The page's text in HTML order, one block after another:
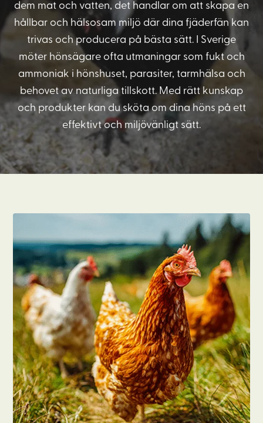
dem mat och vatten, det handlar om att skapa en
hållbar och hälsosam miljö där dina fjäderfän kan
trivas och producera på bästa sätt. I Sverige
möter hönsägare ofta utmaningar som fukt och
ammoniak i hönshuset, parasiter, tarmhälsa och
behovet av naturliga tillskott. Med rätt kunskap
och produkter kan du sköta om dina höns på ett
effektivt och miljövänligt sätt.